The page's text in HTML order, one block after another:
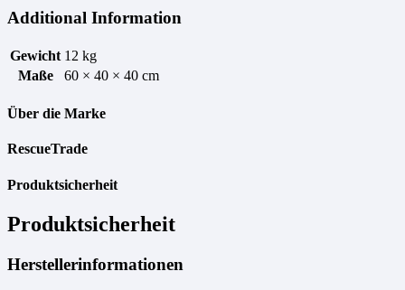
Additional Information
Gewicht 12 kg
Maße
60 × 40 × 40 cm
Über die Marke
RescueTrade
Produktsicherheit
Produktsicherheit
Herstellerinformationen